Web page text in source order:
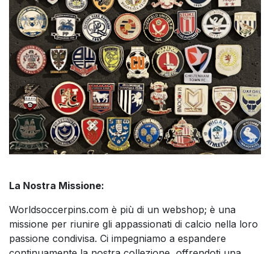
La Nostra Missione:
Worldsoccerpins.com è più di un webshop; è una
missione per riunire gli appassionati di calcio nella loro
passione condivisa. Ci impegniamo a espandere